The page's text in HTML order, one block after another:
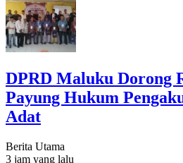
DPRD Maluku Dorong
Payung Hukum
Adat
Berita Utama
3 jam yang lalu